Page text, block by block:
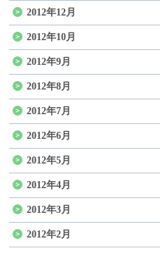
2012年12月
2012年10月
2012年9月
2012年8月
2012年7月
2012年6月
2012年5月
2012年4月
2012年3月
2012年2月